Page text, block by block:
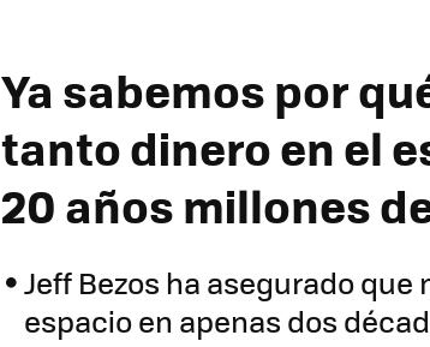
Ya sabemos por
tanto dinero en el
20 años millones
Jeff Bezos ha asegurado
espacio en apenas dos